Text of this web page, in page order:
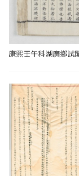
康熙壬午科湖廣鄉試